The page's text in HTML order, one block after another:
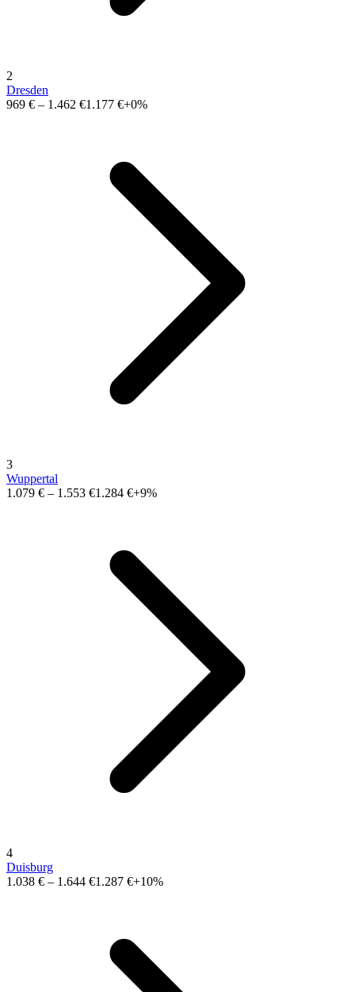
2
Dresden
969 € – 1.462 €1.177 €+0%
3
Wuppertal
1.079 € – 1.553 €1.284 €+9%
4
Duisburg
1.038 € – 1.644 €1.287 €+10%